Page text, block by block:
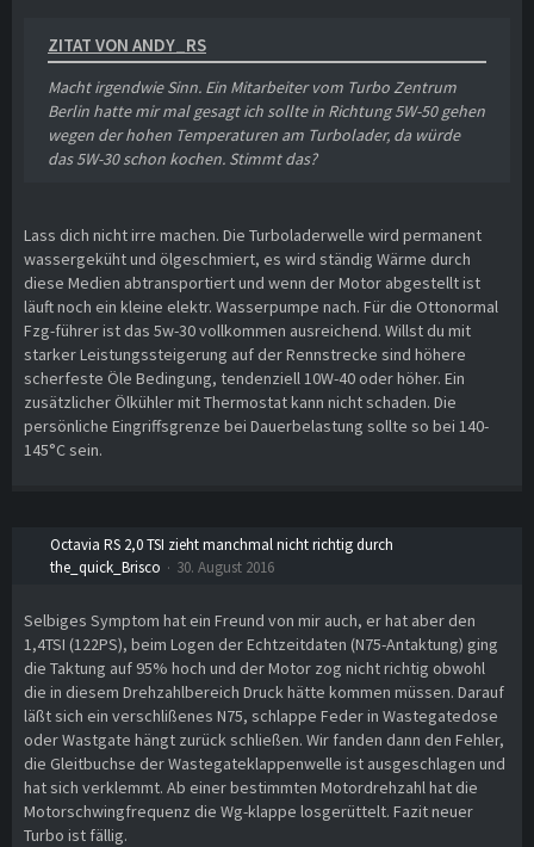
ZITAT VON ANDY_RS
Macht irgendwie Sinn. Ein Mitarbeiter vom Turbo Zentrum
Berlin hatte mir mal gesagt ich sollte in Richtung 5W-50 gehen
wegen der hohen Temperaturen am Turbolader, da würde
das 5W-30 schon kochen. Stimmt das?
Lass dich nicht irre machen. Die Turboladerwelle wird permanent
wassergeküht und ölgeschmiert, es wird ständig Wärme durch
diese Medien abtransportiert und wenn der Motor abgestellt ist
läuft noch ein kleine elektr. Wasserpumpe nach. Für die Ottonormal
Fzg-führer ist das 5w-30 vollkommen ausreichend. Willst du mit
starker Leistungssteigerung auf der Rennstrecke sind höhere
scherfeste Öle Bedingung, tendenziell 10W-40 oder höher. Ein
zusätzlicher Ölkühler mit Thermostat kann nicht schaden. Die
persönliche Eingriffsgrenze bei Dauerbelastung sollte so bei 140-
145°C sein.
Octavia RS 2,0 TSI zieht manchmal nicht richtig durch
the_quick_Brisco
30. August 2016
Selbiges Symptom hat ein Freund von mir auch, er hat aber den
1,4TSI (122PS), beim Logen der Echtzeitdaten (N75-Antaktung) ging
die Taktung auf 95% hoch und der Motor zog nicht richtig obwohl
die in diesem Drehzahlbereich Druck hätte kommen müssen. Darauf
läßt sich ein verschlißenes N75, schlappe Feder in Wastegatedose
oder Wastgate hängt zurück schließen. Wir fanden dann den Fehler,
die Gleitbuchse der Wastegateklappenwelle ist ausgeschlagen und
hat sich verklemmt. Ab einer bestimmten Motordrehzahl hat die
Motorschwingfrequenz die Wg-klappe losgerüttelt. Fazit neuer
Turbo ist fällig.